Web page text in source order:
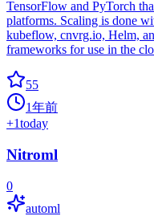
TensorFlow and PyTorch
platforms. Scaling is done
kubeflow, cnvrg.io, Helm,
frameworks for use in the
55
1年前
+1today
Nitroml
0
automl